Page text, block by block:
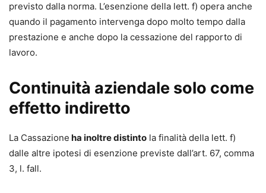
previsto dalla norma. L’esenzione della lett. f) opera anche
quando il pagamento intervenga dopo molto tempo dalla
prestazione e anche dopo la cessazione del rapporto di
lavoro.
Continuità aziendale solo come
effetto indiretto
La Cassazione ha inoltre distinto la finalità della lett. f)
dalle altre ipotesi di esenzione previste dall’art. 67, comma
3, l. fall.